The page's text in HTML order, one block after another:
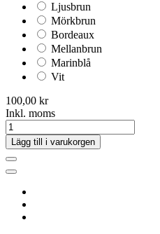
Ljusbrun
Mörkbrun
Bordeaux
Mellanbrun
Marinblå
Vit
100,00 kr
Inkl. moms
Lägg till i varukorgen